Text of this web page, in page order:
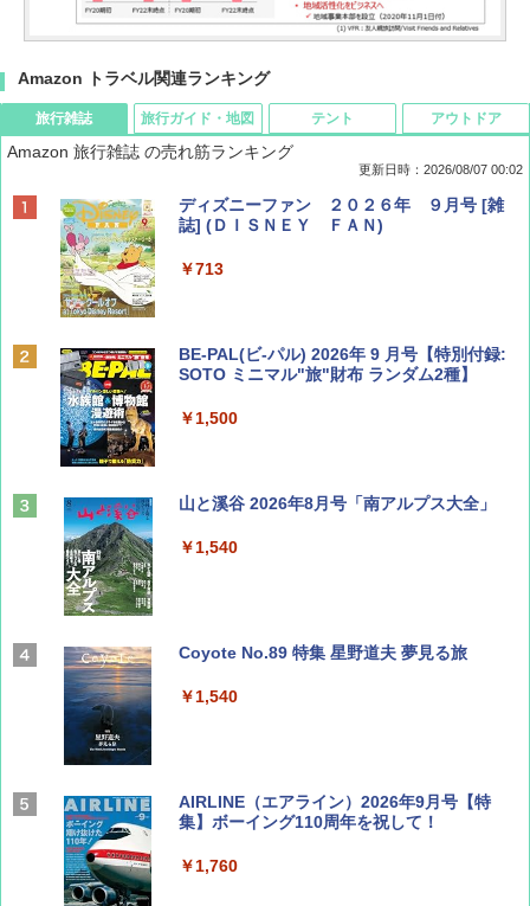
Amazon トラベル関連ランキング
旅行雑誌
Amazon 旅行雑誌 の売れ筋ランキング
更新日時：2026/08/07 00:02
ディズニーファン ２０２６年 ９月号 [雑
誌] (ＤＩＳＮＥＹ ＦＡＮ)
￥713
BE-PAL(ビ-パル) 2026年 9 月号【特別付録:
SOTO ミニマル"旅"財布 ランダム2種】
￥1,500
山と溪谷 2026年8月号「南アルプス大全」
￥1,540
Coyote No.89 特集 星野道夫 夢見る旅
￥1,540
AIRLINE（エアライン）2026年9月号【特
集】ボーイング110周年を祝して！
￥1,760
旅行ガイド・地図 テント アウトドア